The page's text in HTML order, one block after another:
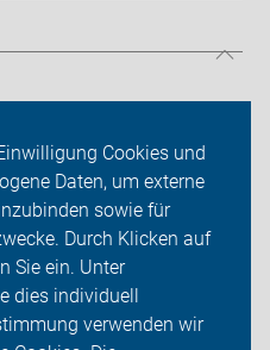
Cookies und
Daten, um externe
sowie für
Durch Klicken auf
Sie ein. Unter
dies individuell
verwenden wir